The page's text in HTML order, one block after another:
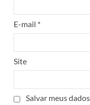
E-mail *
Site
Salvar meus